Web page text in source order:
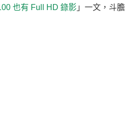
也有 Full HD 錄影 」一文，斗膽